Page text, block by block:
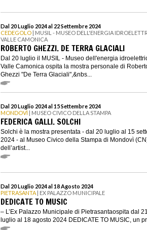
Dal 20 Luglio 2024 al 22 Settembre 2024
CEDEGOLO | MUSIL - MUSEO DELL'ENERGIA
VALLE CAMONICA
ROBERTO GHEZZI. DE TERRA GLACIALI
Dal 20 luglio il MUSIL - Museo dell'energia
Valle Camonica ospita la mostra personale di
Ghezzi "De Terra Glaciali",&nbs...
Dal 20 Luglio 2024 al 15 Settembre 2024
MONDOVÌ | MUSEO CIVICO DELLA STAMPA
FEDERICA GALLI. SOLCHI
Solchi è la mostra presentata - dal 20 luglio al 15
2024 - al Museo Civico della Stampa di Mondovì
dell’artist...
Dal 20 Luglio 2024 al 18 Agosto 2024
PIETRASANTA | EX PALAZZO MUNICIPALE
DEDICATE TO MUSIC
– L’Ex Palazzo Municipale di Pietrasantaospita dal
luglio al 18 agosto 2024 DEDICATE TO MUSIC, un